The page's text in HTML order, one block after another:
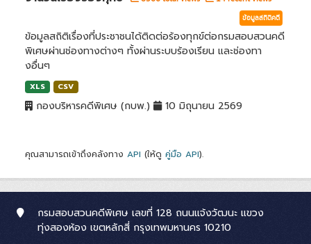
ข้อมูลสถิติคดี
ข้อมูลสถิติเรื่องที่ประชาชนได้ติดต่อร้องทุกข์ต่อกรมสอบสวนคดี
พิเศษผ่านช่องทางต่างๆ ทั้งผ่านระบบร้องเรียน และช่องทา
งอื่นๆ
XLS CSV
กองบริหารคดีพิเศษ (กบพ.) 10 มิถุนายน 2569
คุณสามารถเข้าถึงคลังทาง API (ให้ดู คู่มือ API).
กรมสอบสวนคดีพิเศษ เลขที่ 128 ถนนแจ้งวัฒนะ แขวง
ทุ่งสองห้อง เขตหลักสี่ กรุงเทพมหานคร 10210